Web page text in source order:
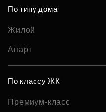
По типу дома
Жилой
Апарт
По классу ЖК
Премиум-класс